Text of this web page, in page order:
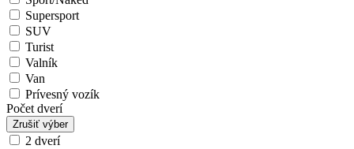
Supersport
SUV
Turist
Valník
Van
Prívesný vozík
Počet dverí
Zrušiť výber
2 dverí